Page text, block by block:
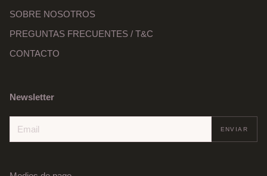
SOBRE NOSOTROS
PREGUNTAS FRECUENTES / T&C
CONTACTO
Newsletter